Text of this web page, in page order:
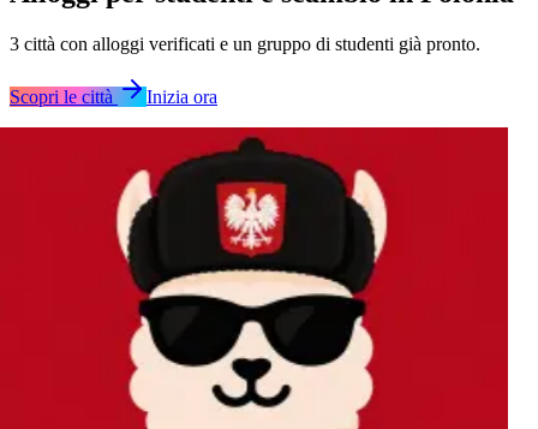
3 città con alloggi verificati e un gruppo di studenti già pronto.
Scopri le città
Inizia ora